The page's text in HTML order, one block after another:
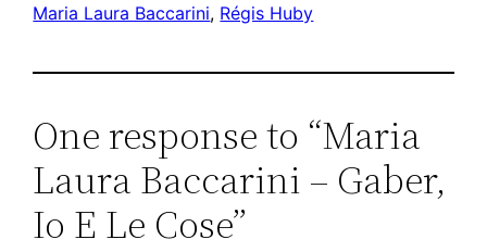
Maria Laura Baccarini, Régis Huby
One response to “Maria
Laura Baccarini – Gaber,
Io E Le Cose”